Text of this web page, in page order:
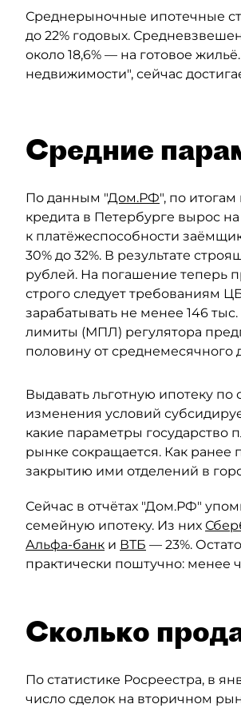
Среднерыночные ипотечные
до 22% годовых.
около 18,6% — на готовое
недвижимости", сейчас
Средние
По данным "Дом.РФ", по
кредита в Петербурге вырос
к платёжеспособности
30% до 32%. В результате
рублей. На погашение теперь
строго следует требованиям
зарабатывать не менее 146
лимиты (МПЛ) регулятора
половину от среднемесячного
Выдавать льготную ипотеку
изменения условий
какие параметры государство
рынке сокращается. Как ранее
закрытию ими отделений в
Сейчас в отчётах "Дом.РФ"
семейную ипотеку. Из них
Альфа-банк и ВТБ — 23%.
практически поштучно: менее
Сколько
По статистике Росреестра, в
число сделок на вторичном